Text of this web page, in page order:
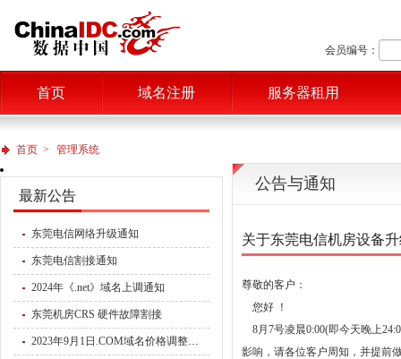
会员编号：
首页 域名注册 服务器租用
首页 > 管理系统
最新公告
东莞电信网络升级通知
东莞电信割接通知
2024年《.net》域名上调通知
东莞机房CRS 硬件故障割接
2023年9月1日.COM域名价格调整通知
公告与通知
关于东莞电信机房设备
尊敬的客户：
您好 ！
8月7号凌晨0:00(即今天晚上
影响，请各位客户周知，并提前